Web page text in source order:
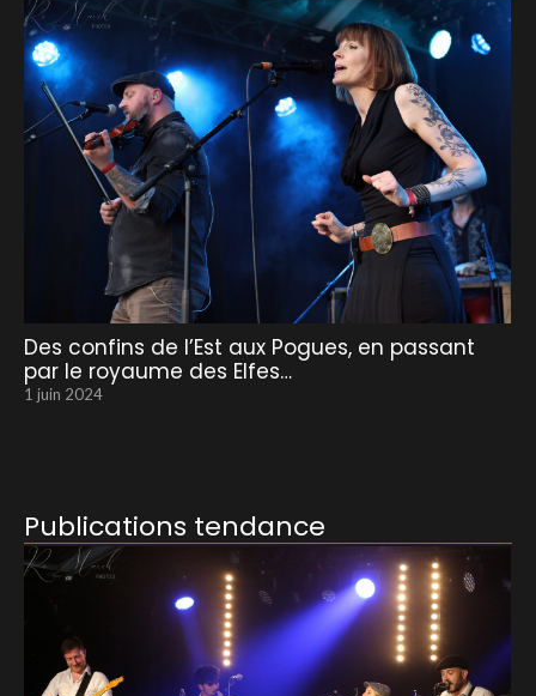
Des confins de l’Est aux Pogues, en passant
par le royaume des Elfes…
1 juin 2024
Publications tendance